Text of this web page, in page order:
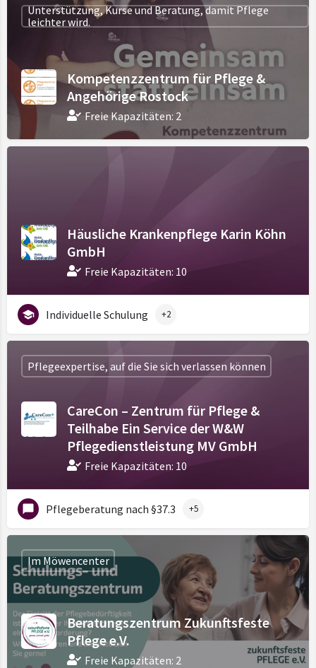
Kompetenzzentrum für Pflege &
Angehörige Rostock
Freie Kapazitäten: 2
Unterstützung, Kurse und Beratung, damit Pflege
leichter wird.
Häusliche Krankenpflege Karin Köhn
GmbH
Freie Kapazitäten: 10
Individuelle Schulung +2
CareCon – Zentrum für Pflege &
Teilhabe Ein Service der W&W
Pflegedienstleistung MV GmbH
Freie Kapazitäten: 10
Pflegeexpertise, auf die Sie sich verlassen können
Pflegeberatung nach §37.3 +5
Beratungszentrum Zukunftsfeste
Pflege e.V.
Freie Kapazitäten: 2
Im Möwencenter